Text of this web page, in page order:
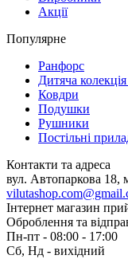
Акції
Популярне
Ранфорс
Дитяча
Ковдри
Подушки
Рушники
Постільні
Контакти та адреса
вул. Автопаркова 18,
Інтернет магазин
Оброблення та
Пн-пт - 08:00 - 17:00
Сб, Нд - вихідний